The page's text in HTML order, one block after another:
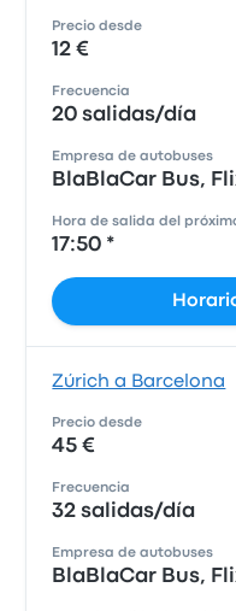
Precio desde
12 €
Frecuencia
20 salidas/día
Empresa de autobuses
BlaBlaCar Bus,
Hora de salida del
17:50 *
Zúrich a Barcelona
Precio desde
45 €
Frecuencia
32 salidas/día
Empresa de autobuses
BlaBlaCar Bus,